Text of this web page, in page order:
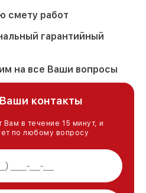
смету работ
гарантийный
на все Ваши вопросы
контакты
в течение 15 минут, и
по любому вопросу